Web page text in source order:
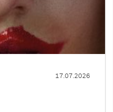
17.07.2026